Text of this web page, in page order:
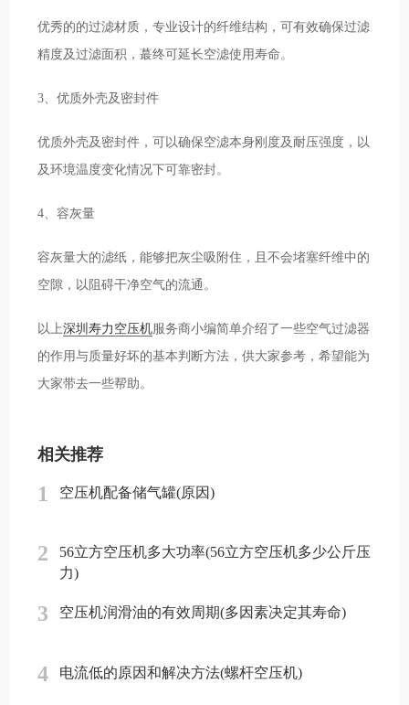
优秀的的过滤材质，专业设计的纤维结构，可有效确保过滤
精度及过滤面积，蕞终可延长空滤使用寿命。
3、优质外壳及密封件
优质外壳及密封件，可以确保空滤本身刚度及耐压强度，以
及环境温度变化情况下可靠密封。
4、容灰量
容灰量大的滤纸，能够把灰尘吸附住，且不会堵塞纤维中的
空隙，以阻碍干净空气的流通。
以上深圳寿力空压机服务商小编简单介绍了一些空气过滤器
的作用与质量好坏的基本判断方法，供大家参考，希望能为
大家带去一些帮助。
相关推荐
1 空压机配备储气罐(原因)
2
56立方空压机多大功率(56立方空压机多少公斤压
力)
3 空压机润滑油的有效周期(多因素决定其寿命)
4 电流低的原因和解决方法(螺杆空压机)